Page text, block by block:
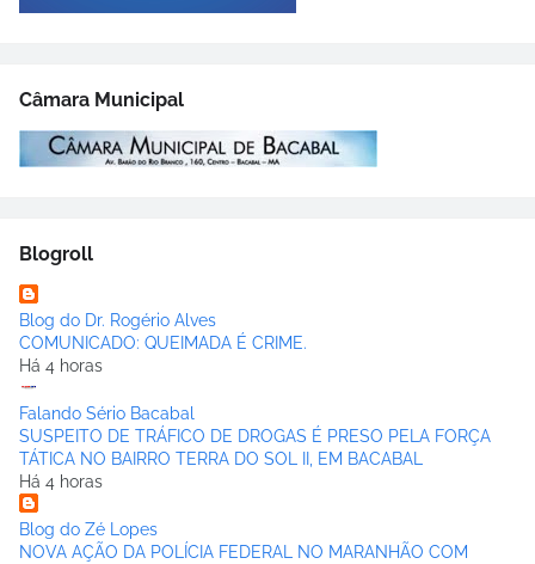
Câmara Municipal
Blogroll
Blog do Dr. Rogério Alves
COMUNICADO: QUEIMADA É CRIME.
Há 4 horas
Falando Sério Bacabal
SUSPEITO DE TRÁFICO DE DROGAS É PRESO PELA FORÇA
TÁTICA NO BAIRRO TERRA DO SOL II, EM BACABAL
Há 4 horas
Blog do Zé Lopes
NOVA AÇÃO DA POLÍCIA FEDERAL NO MARANHÃO COM